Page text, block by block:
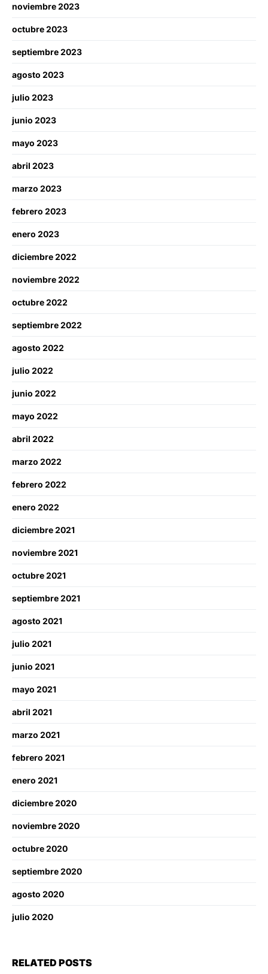
noviembre 2023
octubre 2023
septiembre 2023
agosto 2023
julio 2023
junio 2023
mayo 2023
abril 2023
marzo 2023
febrero 2023
enero 2023
diciembre 2022
noviembre 2022
octubre 2022
septiembre 2022
agosto 2022
julio 2022
junio 2022
mayo 2022
abril 2022
marzo 2022
febrero 2022
enero 2022
diciembre 2021
noviembre 2021
octubre 2021
septiembre 2021
agosto 2021
julio 2021
junio 2021
mayo 2021
abril 2021
marzo 2021
febrero 2021
enero 2021
diciembre 2020
noviembre 2020
octubre 2020
septiembre 2020
agosto 2020
julio 2020
RELATED POSTS